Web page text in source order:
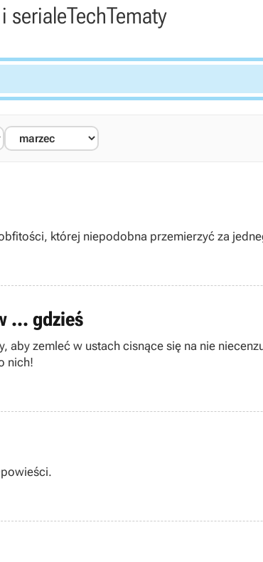
serialeTechTematy
której niepodobna przemierzyć za
... gdzieś
zemleć w ustach cisnące się na nie
nich!